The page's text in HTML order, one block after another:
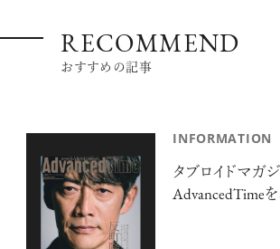
RECOMMEND
おすすめの記事
INFORMATION
タブロイドマガ
AdvancedTime